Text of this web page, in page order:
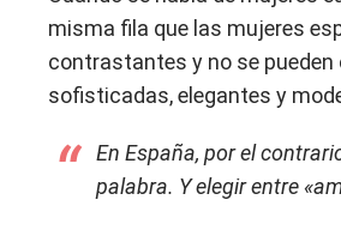
misma fila que las mujeres
contrastantes y no se
sofisticadas, elegantes y
En España, por el
palabra. Y elegir entre